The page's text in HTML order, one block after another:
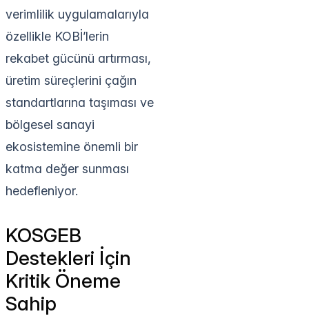
verimlilik uygulamalarıyla
özellikle KOBİ’lerin
rekabet gücünü artırması,
üretim süreçlerini çağın
standartlarına taşıması ve
bölgesel sanayi
ekosistemine önemli bir
katma değer sunması
hedefleniyor.
KOSGEB
Destekleri İçin
Kritik Öneme
Sahip